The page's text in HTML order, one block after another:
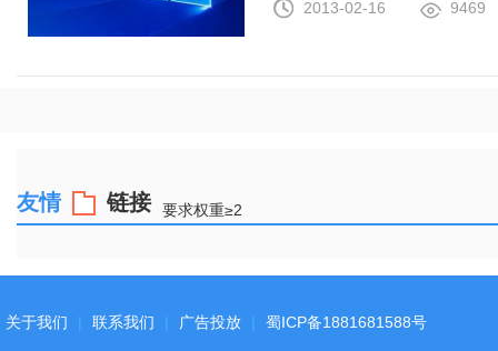
2013-02-16
9469
友情 链接 要求权重≥2
关于我们 联系我们 广告投放 蜀ICP备1881681588号